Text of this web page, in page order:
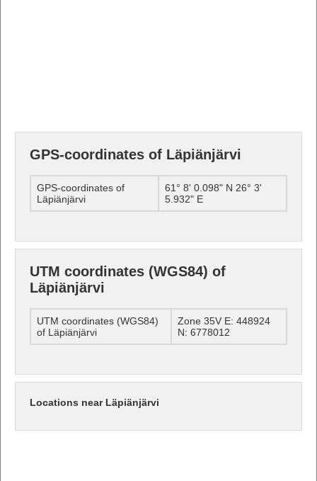
GPS-coordinates of Läpiänjärvi
GPS-coordinates of
Läpiänjärvi
61° 8' 0.098" N 26° 3'
5.932" E
UTM coordinates (WGS84) of
Läpiänjärvi
UTM coordinates (WGS84)
of Läpiänjärvi
Zone 35V E: 448924
N: 6778012
Locations near Läpiänjärvi